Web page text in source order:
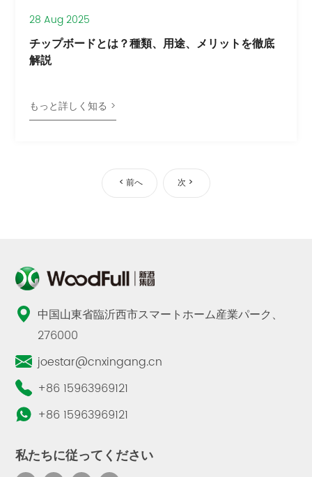
28 Aug 2025
チップボードとは？種類、用途、メリットを徹底
解説
もっと詳しく知る >
前へ 次
中国山東省臨沂西市スマートホーム産業パーク、
276000
joestar@cnxingang.cn
+86 15963969121
+86 15963969121
私たちに従ってください